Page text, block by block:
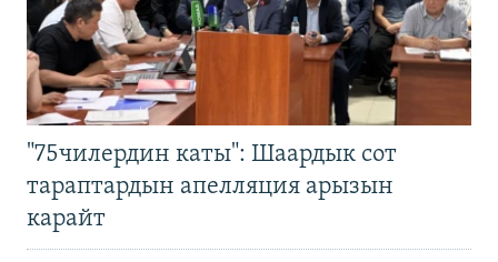
"75чилердин каты": Шаардык сот
тараптардын апелляция арызын
карайт